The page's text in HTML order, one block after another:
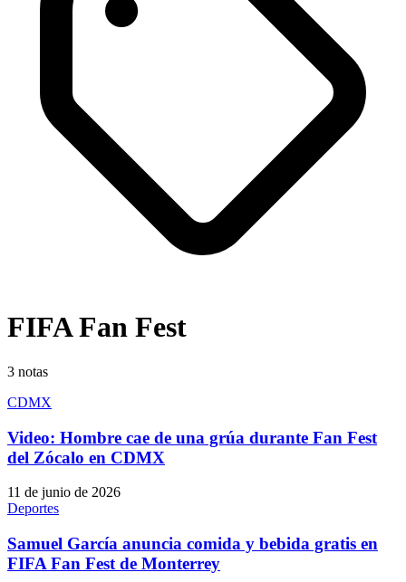
FIFA Fan Fest
3 notas
CDMX
Video: Hombre cae de una grúa durante Fan Fest
del Zócalo en CDMX
11 de junio de 2026
Deportes
Samuel García anuncia comida y bebida gratis en
FIFA Fan Fest de Monterrey